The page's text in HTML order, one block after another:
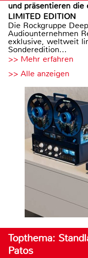
und präsentieren die
LIMITED EDITION
Die Rockgruppe
Audiounternehmen
exklusive, weltweit
Sonderedition...
>> Mehr erfahren
>> Alle anzeigen
Topthema:
Patos